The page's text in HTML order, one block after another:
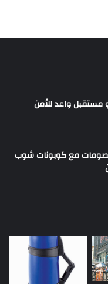
مستقبل واعد للأمن
مع كوبونات شوب